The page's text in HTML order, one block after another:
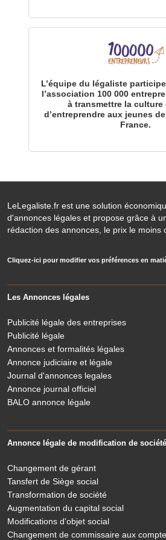
L’équipe du légaliste
l’association 100 000
à transmettre la culture
d’entreprendre aux jeunes
France.
LeLegaliste.fr est une solution
d'annonces légales et propose grâce à
rédaction des annonces, le prix le moins
Cliquez-ici pour modifier vos préférences en
Les Annonces légales
Publicité légale des entreprises
Publicité légale
Annonces et formalités légales
Annonce judiciaire et légale
Journal d'annonces legales
Annonce journal officiel
BALO annonce légale
Annonce légale de modification de société
Changement de gérant
Tansfert de Siège social
Transformation de société
Augmentation du capital social
Modifications d'objet social
Changement de commissaire aux